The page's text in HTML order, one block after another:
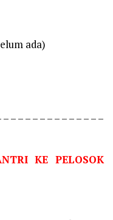
ada)
– – – – – – – – – – – – –
KE PELOSOK